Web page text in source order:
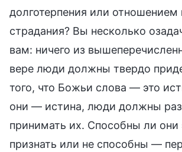
долготерпения или отношением
страдания? Вы несколько
вам: ничего из
вере люди должны твердо
того, что Божьи слова — это
они — истина, люди должны
принимать их. Способны ли они
признать или не способны —